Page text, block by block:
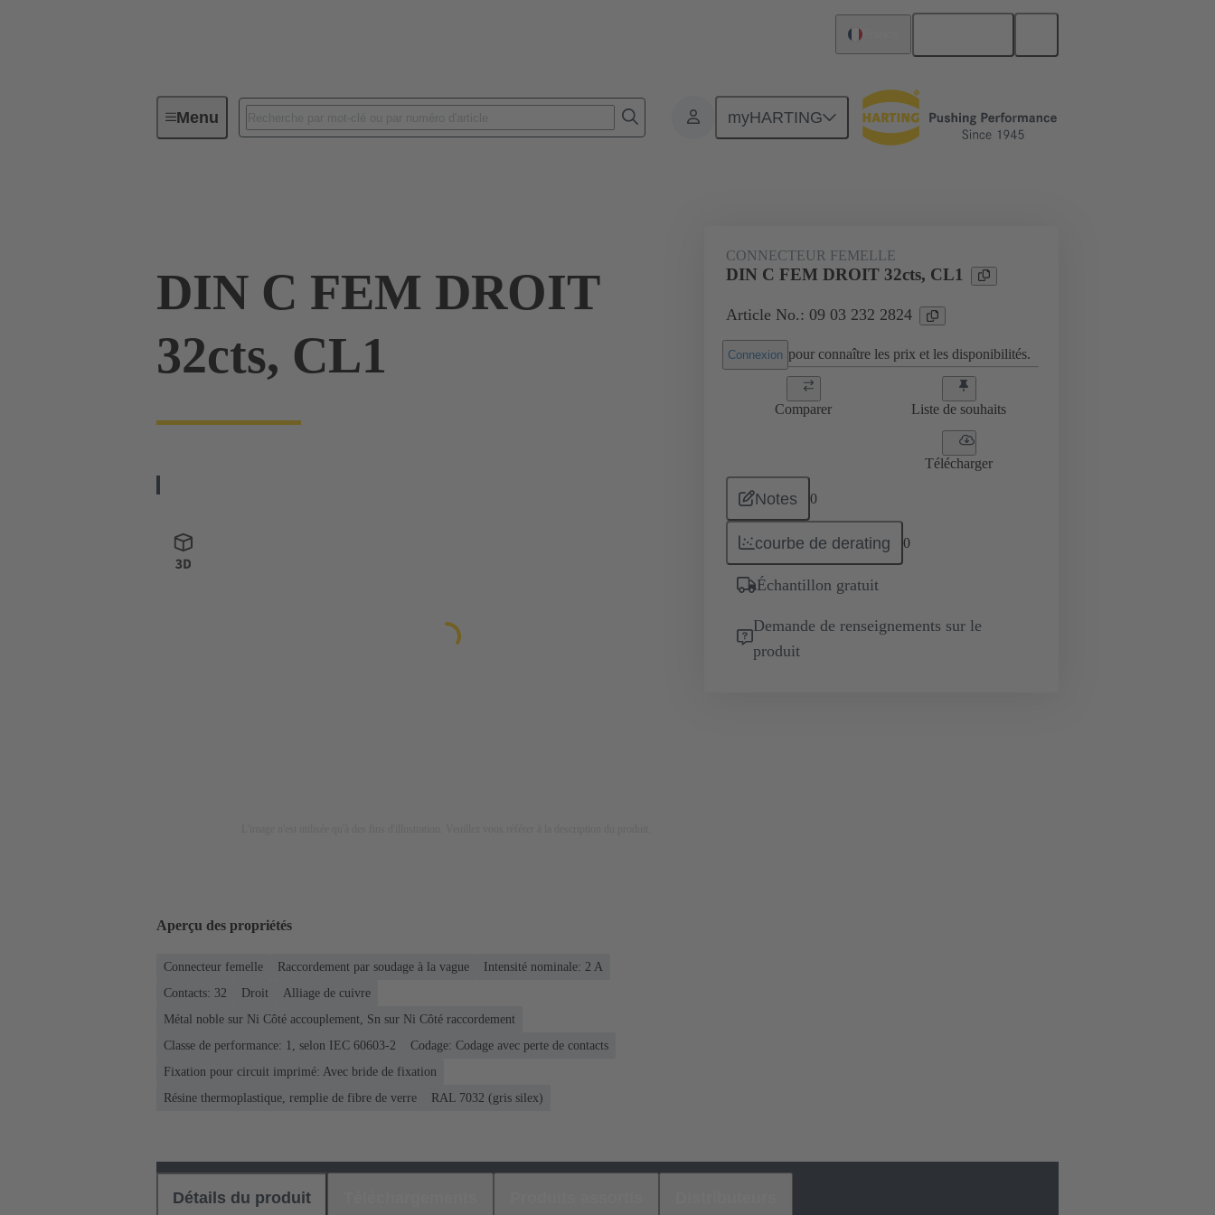
Menu myHARTING
Connectivité d'Equipements Connecteurs carte à carte Produits Raccordement carte mère à carte fille
DIN C FEM DROIT
32cts, CL1
CONNECTEUR FEMELLE
DIN C FEM DROIT 32cts, CL1
Article No.: 09 03 232 2824
Connexion pour connaître les prix et les disponibilités.
Comparer Liste de souhaits
Télécharger
Notes 0
courbe de derating 0
Échantillon gratuit
Demande de renseignements sur le
produit
Aperçu des propriétés
Connecteur femelle Raccordement par soudage à la vague
Intensité nominale: ‌2 A
Contacts: 32
Droit
Alliage de cuivre
Métal noble sur Ni Côté accouplement, Sn sur Ni Côté raccordement
Classe de performance: 1, selon IEC 60603-2
Codage: Codage avec perte de contacts
Fixation pour circuit imprimé: Avec bride de fixation
Résine thermoplastique, remplie de fibre de verre
RAL 7032 (gris silex)
Détails du produit